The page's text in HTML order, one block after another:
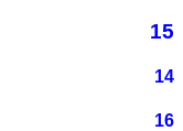
15
14
16